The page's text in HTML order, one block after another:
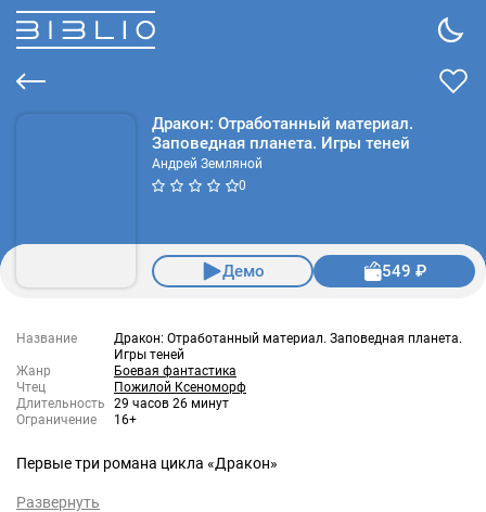
Дракон: Отработанный материал.
Заповедная планета. Игры теней
Андрей Земляной
0
Демо 549 ₽
Название
Дракон: Отработанный материал. Заповедная планета.
Игры теней
Жанр
Боевая фантастика
Чтец
Пожилой Ксеноморф
Длительность
29 часов 26 минут
Ограничение
16+
Первые три романа цикла «Дракон»
Развернуть